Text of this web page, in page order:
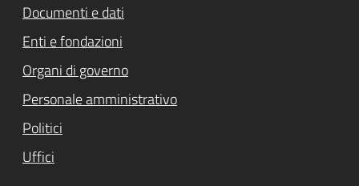
Documenti e dati
Enti e fondazioni
Organi di governo
Personale amministrativo
Politici
Uffici